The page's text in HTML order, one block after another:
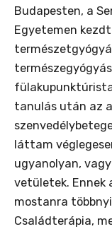
Budapesten, a
Egyetemen
tanulás után az
láttam
ugyanolyan,
vetületek. Ennek
mostanra
Családterápia,